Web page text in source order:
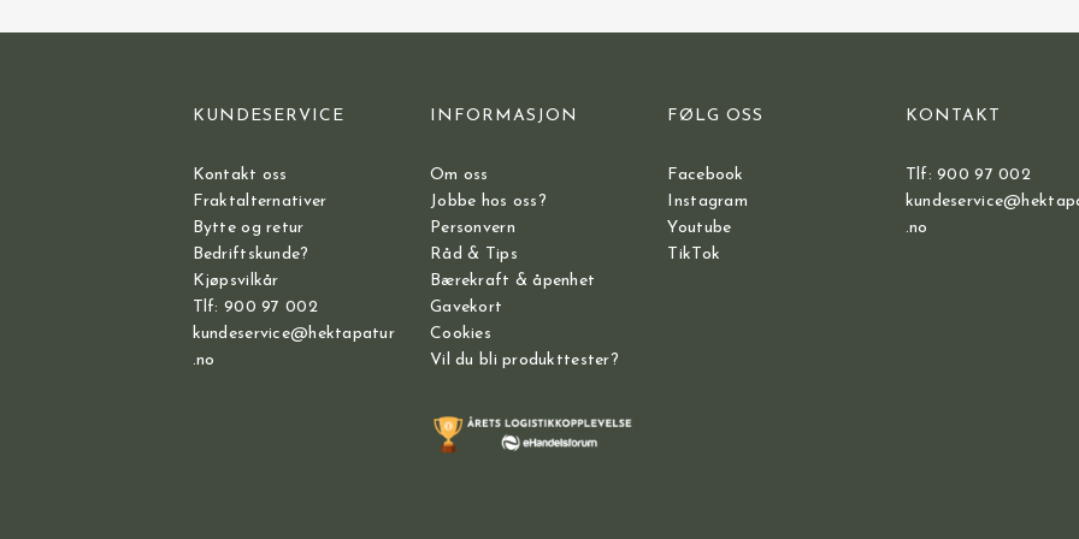
KUNDESERVICE
Kontakt oss
Fraktalternativer
Bytte og retur
Bedriftskunde?
Kjøpsvilkår
Tlf: 900 97 002
kundeservice@hektapatur
.no
INFORMASJON
Om oss
Jobbe hos oss?
Personvern
Råd & Tips
Bærekraft & åpenhet
Gavekort
Cookies
Vil du bli produkttester?
FØLG OSS
Facebook
Instagram
Youtube
TikTok
KONTAKT
Tlf: 900 97 002
.no